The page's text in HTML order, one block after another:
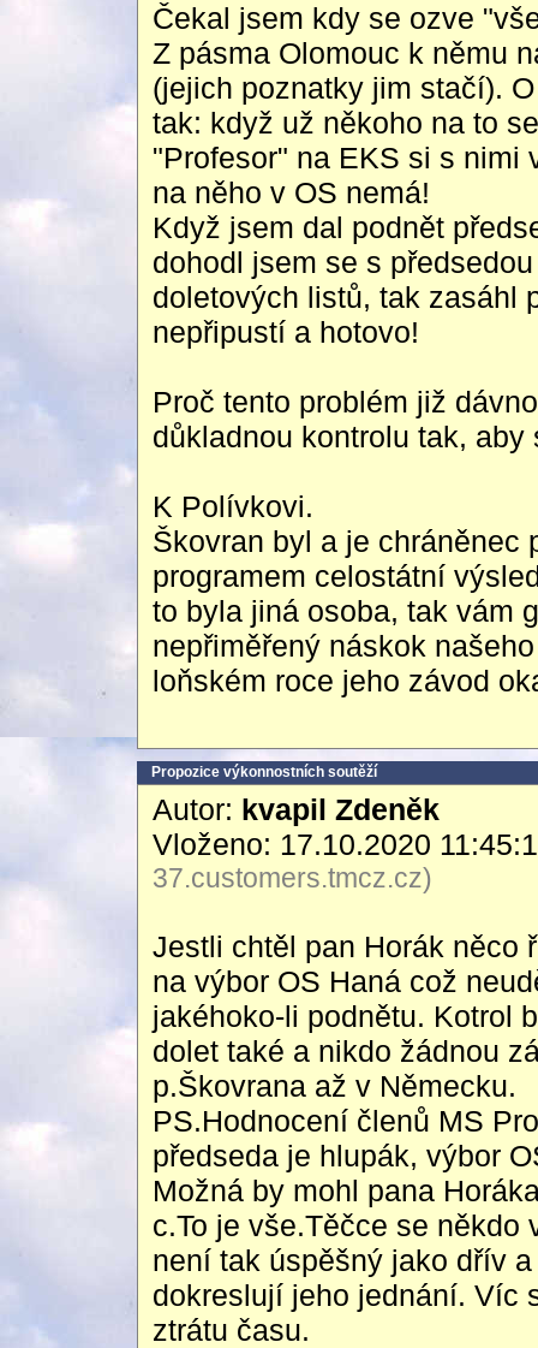
Čekal jsem kdy se ozve
Z pásma Olomouc k němu
(jejich poznatky jim stačí).
tak: když už někoho na to
"Profesor" na EKS si s nimi
na něho v OS nemá!
Když jsem dal podnět
dohodl jsem se s
doletových listů, tak zasáhl
nepřipustí a hotovo!
Proč tento problém již
důkladnou kontrolu tak,
K Polívkovi.
Škovran byl a je chráněnec
programem celostátní
to byla jiná osoba, tak vám
nepřiměřený náskok
loňském roce jeho závod
Propozice výkonnostních soutěží
Autor: kvapil Zdeněk
Vloženo: 17.10.2020
37.customers.tmcz.cz)
Jestli chtěl pan Horák něco
na výbor OS Haná což
jakéhoko-li podnětu. Kotrol
dolet také a nikdo žádnou
p.Škovrana až v Německu.
PS.Hodnocení členů MS
předseda je hlupák, výbor
Možná by mohl pana
c.To je vše.Těčce se
není tak úspěšný jako dřív
dokreslují jeho jednání. Víc
ztrátu času.